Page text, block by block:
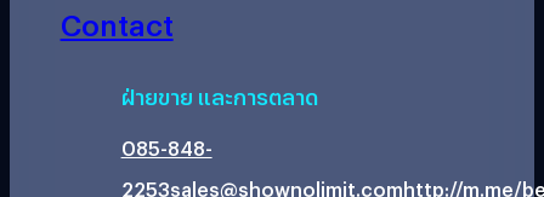
Contact
ฝ่ายขาย และการตลาด
085-848-
2253sales@shownolimit.comhttp://m.me/